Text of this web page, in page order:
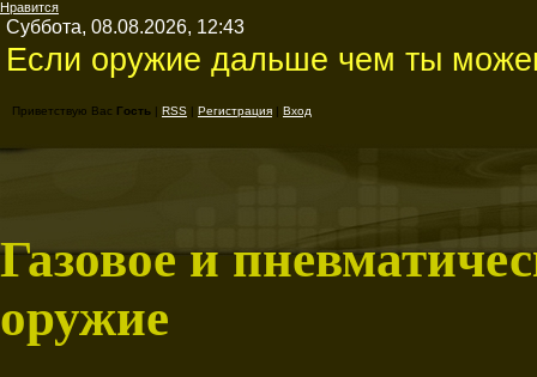
Нравится
Суббота, 08.08.2026, 12:43
Если оружие дальше чем ты
Приветствую Вас Гость | RSS | Регистрация | Вход
Газовое и
оружие